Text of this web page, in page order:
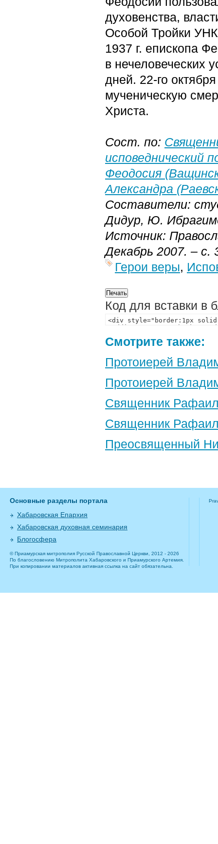
духовенства,
Особой Тройки
1937 г. епископа
в нечеловеческих
дней. 22-го
мученическую
Христа.
Сост. по:
исповеднический
Феодосия
Александра
Составители:
Дидур, Ю.
Источник:
Декабрь 2007. – с.
Герои веры,
Код для вставки в
Смотрите также:
Протоиерей
Протоиерей
Священник
Священник
Преосвященный
Основные разделы портала
Хабаровская Епархия
Хабаровская духовная семинария
Блогосфера
© Приамурская митрополия Русской Православной Церкви, 2012 - 2026
По благословению Митрополита Хабаровского и Приамурского Артемия.
При копировании материалов активная ссылка на сайт обязательна.